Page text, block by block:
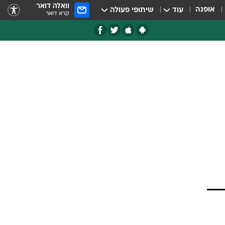
אופנה עוד שיתופי פעולה וואלה דואר
קרא דואר